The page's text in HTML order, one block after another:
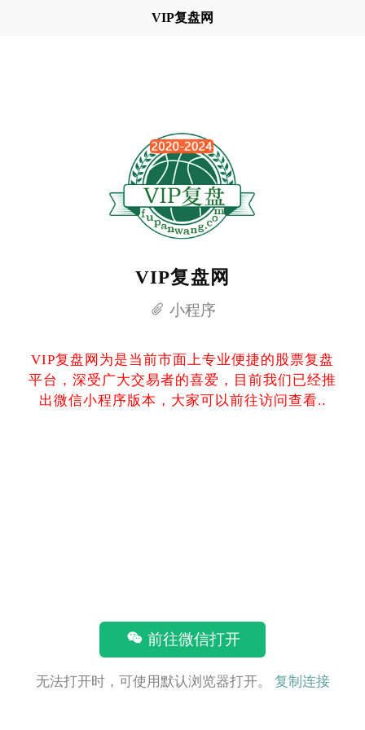
VIP复盘网
VIP复盘网
小程序
VIP复盘网为是当前市面上专业便捷的股票复盘
平台，深受广大交易者的喜爱，目前我们已经推
出微信小程序版本，大家可以前往访问查看..
前往微信打开
无法打开时，可使用默认浏览器打开。 复制连接